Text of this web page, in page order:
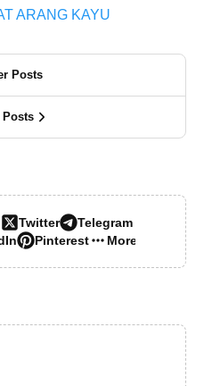
ARANG KAYU
Posts
Posts
Twitter
Telegram
Pinterest More…